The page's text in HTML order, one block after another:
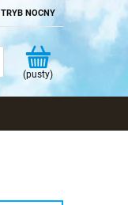
TRYB NOCNY
(pusty)